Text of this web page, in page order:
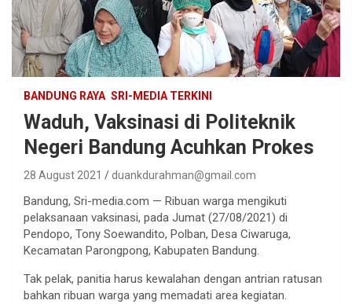
BANDUNG RAYA SRI-MEDIA TERKINI
Waduh, Vaksinasi di Politeknik
Negeri Bandung Acuhkan Prokes
28 August 2021 duankdurahman@gmail.com
Bandung, Sri-media.com — Ribuan warga mengikuti
pelaksanaan vaksinasi, pada Jumat (27/08/2021) di
Pendopo, Tony Soewandito, Polban, Desa Ciwaruga,
Kecamatan Parongpong, Kabupaten Bandung.
Tak pelak, panitia harus kewalahan dengan antrian ratusan
bahkan ribuan warga yang memadati area kegiatan.